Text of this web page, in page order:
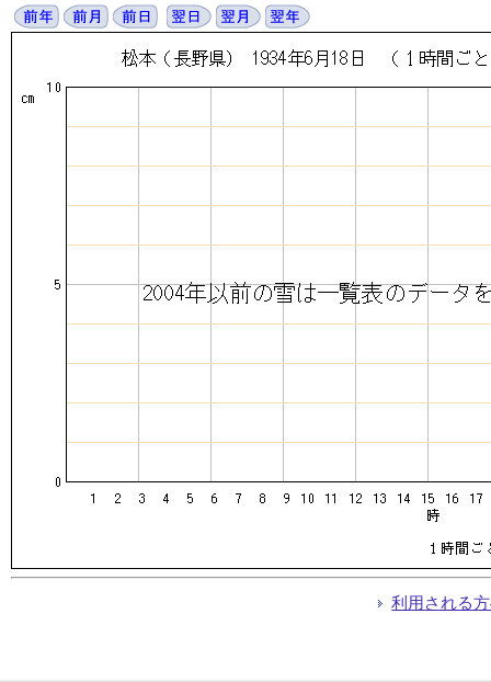
利用される